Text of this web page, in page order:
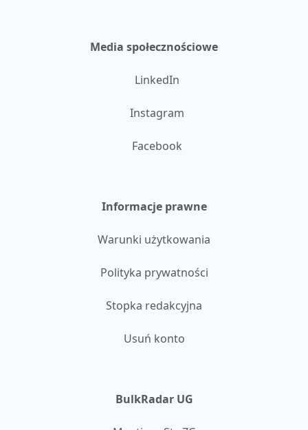
Media społecznościowe
LinkedIn
Instagram
Facebook
Informacje prawne
Warunki użytkowania
Polityka prywatności
Stopka redakcyjna
Usuń konto
BulkRadar UG